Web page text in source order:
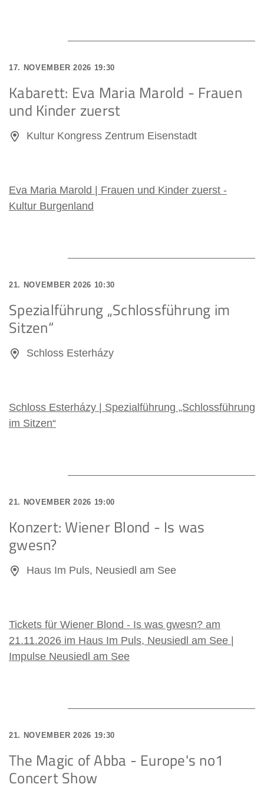
17. NOVEMBER 2026 19:30
Kabarett: Eva Maria Marold - Frauen
und Kinder zuerst
Kultur Kongress Zentrum Eisenstadt
Eva Maria Marold | Frauen und Kinder zuerst -
Kultur Burgenland
21. NOVEMBER 2026 10:30
Spezialführung „Schlossführung im
Sitzen“
Schloss Esterházy
Schloss Esterházy | Spezialführung „Schlossführung
im Sitzen“
21. NOVEMBER 2026 19:00
Konzert: Wiener Blond - Is was
gwesn?
Haus Im Puls, Neusiedl am See
Tickets für Wiener Blond - Is was gwesn? am
21.11.2026 im Haus Im Puls, Neusiedl am See |
Impulse Neusiedl am See
21. NOVEMBER 2026 19:30
The Magic of Abba - Europe's no1
Concert Show